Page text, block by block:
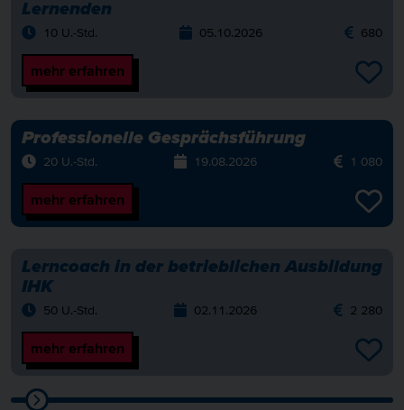
Lernenden
10 U.-Std. 05.10.2026 680
mehr erfahren
Professionelle Gesprächsführung
20 U.-Std. 19.08.2026 1 080
mehr erfahren
Lerncoach in der betrieblichen Ausbildung
IHK
50 U.-Std. 02.11.2026 2 280
mehr erfahren